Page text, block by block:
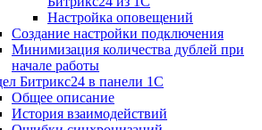
Настройка оповещений
Создание настройки подключения
Минимизация количества дублей при
начале работы
Битрикс24 в панели 1С
Общее описание
История взаимодействий